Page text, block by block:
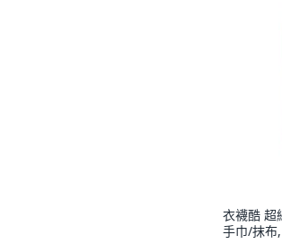
衣襪酷 超
手巾/抹布